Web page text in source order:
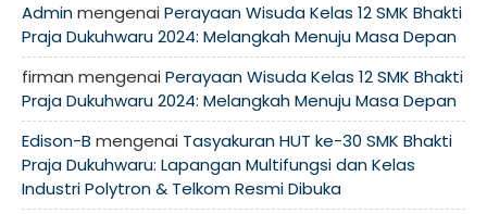
Adminmengenai Perayaan Wisuda Kelas 12 SMK Bhakti
Praja Dukuhwaru 2024: Melangkah Menuju Masa Depan
firman mengenai Perayaan Wisuda Kelas 12 SMK Bhakti
Praja Dukuhwaru 2024: Melangkah Menuju Masa Depan
Edison-B mengenai Tasyakuran HUT ke-30 SMK Bhakti
Praja Dukuhwaru: Lapangan Multifungsi dan Kelas
Industri Polytron & Telkom Resmi Dibuka